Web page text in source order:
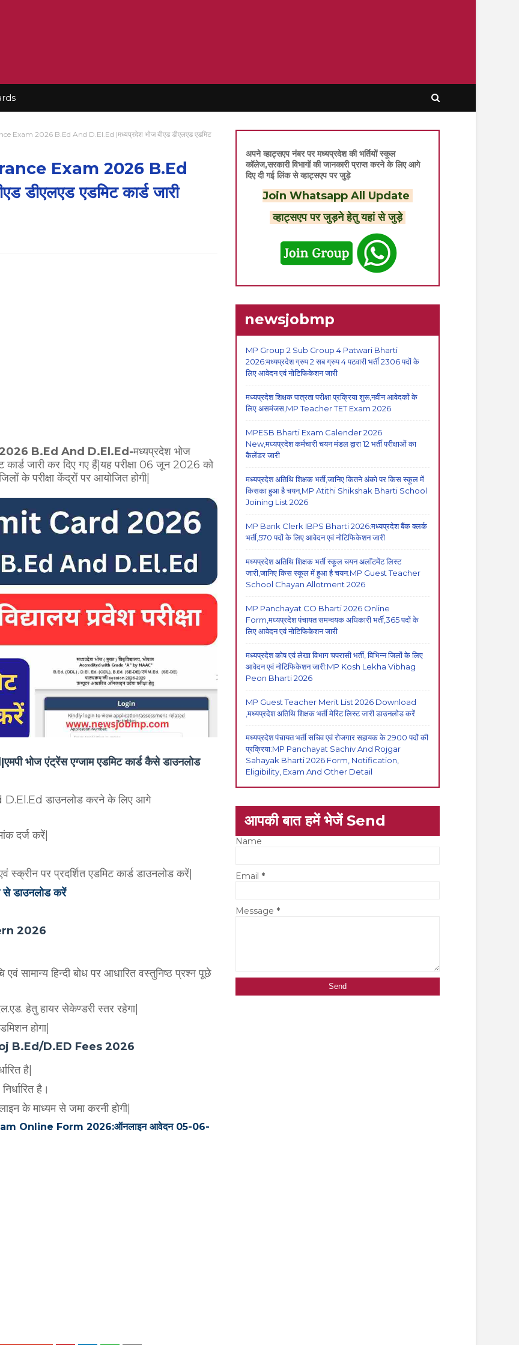
2026 B.Ed And D.El.Ed |मध्यप्रदेश भोज बीएड डीएलएड एडमिट
Exam 2026 B.Ed
डीएलएड एडमिट कार्ड जारी
B.Ed And D.El.Ed-मध्यप्रदेश भोज
कार्ड जारी कर दिए गए हैं|यह परीक्षा 06 जून 2026 को
के परीक्षा केंद्रों पर आयोजित होगी|
एंट्रेंस एग्जाम एडमिट कार्ड कैसे डाउनलोड
डाउनलोड करने के लिए आगे
दर्ज करें|
पर प्रदर्शित एडमिट कार्ड डाउनलोड करें|
से डाउनलोड करें
2026
एवं सामान्य हिन्दी बोध पर आधारित वस्तुनिष्ठ प्रश्न पूछे
हेतु हायर सेकेण्डरी स्तर रहेगा|
होगा|
B.Ed/D.ED Fees 2026
है|
है।
के माध्यम से जमा करनी होगी|
Online Form 2026:ऑनलाइन आवेदन 05-06-
अपने व्हाट्सएप नंबर पर मध्यप्रदेश की भर्तियों स्कूल
कॉलेज,सरकारी विभागों की जानकारी प्राप्त करने के लिए आगे
दिए दी गई लिंक से व्हाट्सएप पर जुड़े
Join Whatsapp All Update
व्हाट्सएप पर जुड़ने हेतु यहां से जुड़े
newsjobmp
MP Group 2 Sub Group 4 Patwari Bharti
2026:मध्यप्रदेश ग्रुप 2 सब ग्रुप 4 पटवारी भर्ती 2306 पदों के
लिए आवेदन एवं नोटिफिकेशन जारी
मध्यप्रदेश शिक्षक पात्रता परीक्षा प्रक्रिया शुरू,नवीन आवेदकों के
लिए असमंजस,MP Teacher TET Exam 2026
MPESB Bharti Exam Calender 2026
New,मध्यप्रदेश कर्मचारी चयन मंडल द्वारा 12 भर्ती परीक्षाओं का
कैलेंडर जारी
मध्यप्रदेश अतिथि शिक्षक भर्ती,जानिए कितने अंको पर किस स्कूल में
किसका हुआ है चयन,MP Atithi Shikshak Bharti School
Joining List 2026
MP Bank Clerk IBPS Bharti 2026:मध्यप्रदेश बैंक क्लर्क
भर्ती,570 पदों के लिए आवेदन एवं नोटिफिकेशन जारी
मध्यप्रदेश अतिथि शिक्षक भर्ती स्कूल चयन अलॉटमेंट लिस्ट
जारी,जानिए किस स्कूल में हुआ है चयन:MP Guest Teacher
School Chayan Allotment 2026
MP Panchayat CO Bharti 2026 Online
Form,मध्यप्रदेश पंचायत समन्वयक अधिकारी भर्ती,365 पदों के
लिए आवेदन एवं नोटिफिकेशन जारी
मध्यप्रदेश कोष एवं लेखा विभाग चपरासी भर्ती, विभिन्न जिलों के लिए
आवेदन एवं नोटिफिकेशन जारी:MP Kosh Lekha Vibhag
Peon Bharti 2026
MP Guest Teacher Merit List 2026 Download
,मध्यप्रदेश अतिथि शिक्षक भर्ती मेरिट लिस्ट जारी डाउनलोड करें
मध्यप्रदेश पंचायत भर्ती सचिव एवं रोजगार सहायक के 2900 पदों की
प्रक्रिया:MP Panchayat Sachiv And Rojgar
Sahayak Bharti 2026 Form, Notification,
Eligibility, Exam And Other Detail
आपकी बात हमें भेजें Send
Name
Email *
Message *